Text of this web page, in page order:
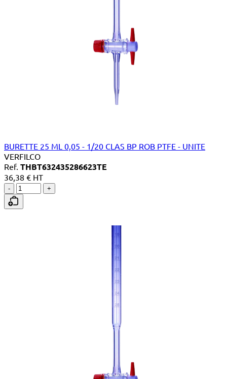
BURETTE 25 ML 0,05 - 1/20 CLAS BP ROB PTFE - UNITE
VERFILCO
Ref. THBT632435286623TE
36,38 € HT
- +